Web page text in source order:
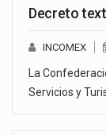
Decreto
INCOMEX
La
Servicios y